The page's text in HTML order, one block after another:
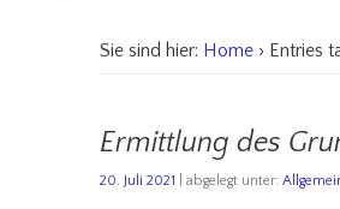
Sie sind hier: Home › Entries
Ermittlung des
20. Juli 2021 | abgelegt unter: